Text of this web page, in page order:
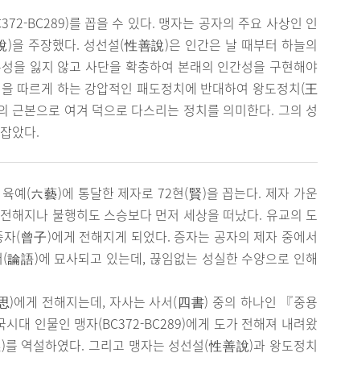
BC289)를 꼽을 수 있다. 맹자는 공자의 주요 사상인 인
을 주장했다. 성선설(性善說)은 인간은 날 때부터 하늘의
을 잃지 않고 사단을 확충하여 본래의 인간성을 구현해야
따르게 하는 강압적인 패도정치에 반대하여 왕도정치(王
근본으로 여겨 덕으로 다스리는 정치를 의미한다. 그의 성
았다.
예(六藝)에 통달한 제자로 72현(賢)을 꼽는다. 제자 가운
해지나 불행히도 스승보다 먼저 세상을 떠났다. 유교의 도
(曾子)에게 전해지게 되었다. 증자는 공자의 제자 중에서
語)에 묘사되고 있는데, 끊임없는 성실한 수양으로 인해
)에게 전해지는데, 자사는 사서(四書) 중의 하나인 『중용
대 인물인 맹자(BC372-BC289)에게 도가 전해져 내려왔
역설하였다. 그리고 맹자는 성선설(性善說)과 왕도정치